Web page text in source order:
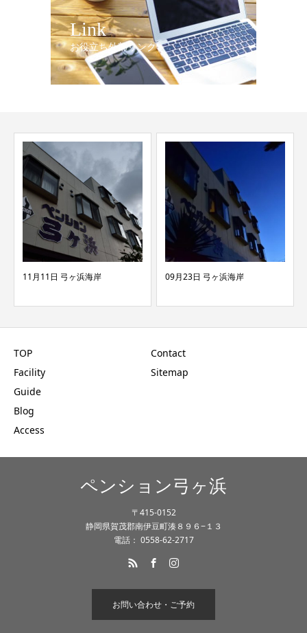
Link
お役立ち外部リンク
11月11日 弓ヶ浜海岸 09月23日 弓ヶ浜海岸
TOP
Facility
Guide
Blog
Access
Contact
Sitemap
ペンション弓ヶ浜
〒415-0152
静岡県賀茂郡南伊豆町湊８９６−１３
電話： 0558-62-2717
お問い合わせ・ご予約